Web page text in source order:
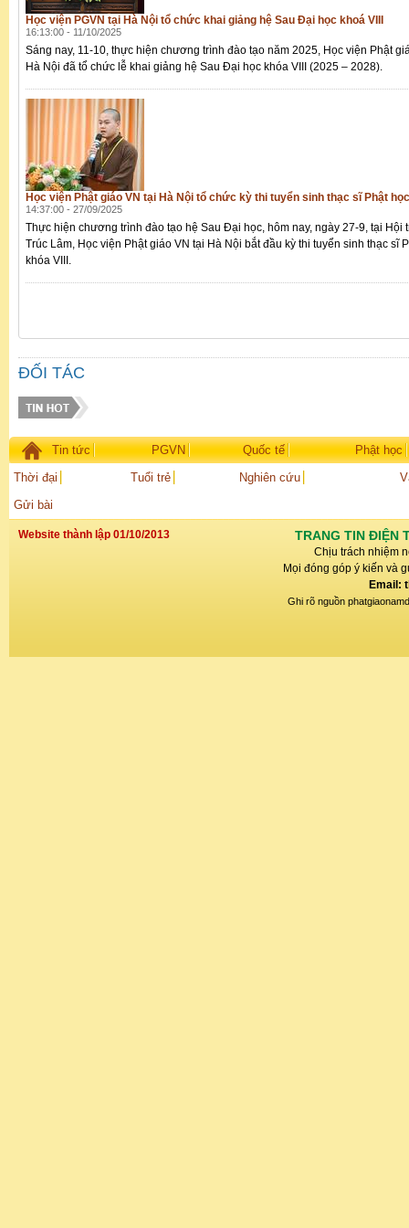
Học viện PGVN tại Hà Nội tổ chức khai giảng hệ Sau Đại học khoá VIII
16:13:00 - 11/10/2025
Sáng nay, 11-10, thực hiện chương trình đào tạo năm 2025, Học viện Phật
Hà Nội đã tổ chức lễ khai giảng hệ Sau Đại học khóa VIII (2025 – 2028).
Học viện Phật giáo VN tại Hà Nội tổ chức kỳ thi tuyển sinh thạc sĩ Phật
14:37:00 - 27/09/2025
Thực hiện chương trình đào tạo hệ Sau Đại học, hôm nay, ngày 27-9, tại Hội
Trúc Lâm, Học viện Phật giáo VN tại Hà Nội bắt đầu kỳ thi tuyển sinh thạc sĩ
khóa VIII.
ĐỐI TÁC
Tin tức PGVN Quốc tế
Phật học
Thời đại
Tuổi trẻ Nghiên cứu
Gửi bài
Website thành lập 01/10/2013 TRANG TIN ĐIỆN
Chịu trách nhiệm
Mọi đóng góp ý kiến và
Email:
Ghi rõ nguồn